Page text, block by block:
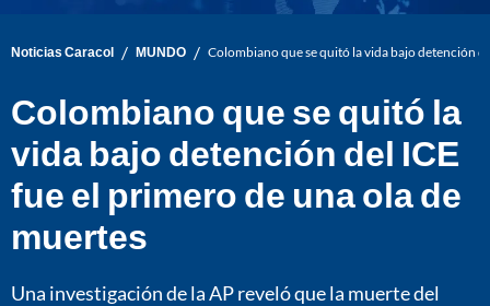
Noticias Caracol / MUNDO / Colombiano que se quitó la vida bajo detención
Colombiano que se quitó la
vida bajo detención del ICE
fue el primero de una ola de
muertes
Una investigación de la AP reveló que la muerte del